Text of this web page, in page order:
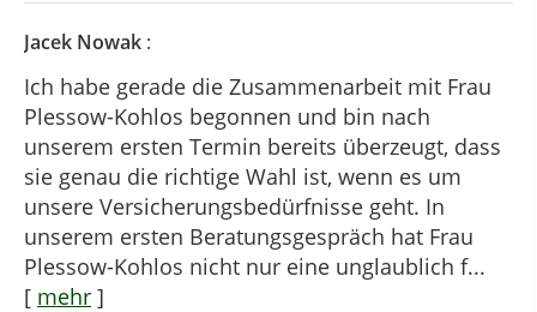
Jacek Nowak :
Ich habe gerade die Zusammenarbeit mit Frau
Plessow-Kohlos begonnen und bin nach
unserem ersten Termin bereits überzeugt, dass
sie genau die richtige Wahl ist, wenn es um
unsere Versicherungsbedürfnisse geht. In
unserem ersten Beratungsgespräch hat Frau
Plessow-Kohlos nicht nur eine unglaublich f...
[ mehr ]